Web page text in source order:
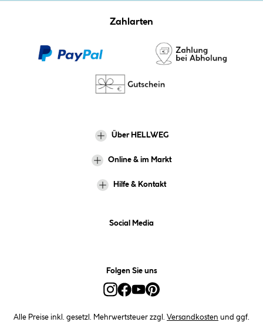
Zahlarten
Über HELLWEG
Online & im Markt
Hilfe & Kontakt
Social Media
Folgen Sie uns
Alle Preise inkl. gesetzl. Mehrwertsteuer zzgl. Versandkosten und ggf.